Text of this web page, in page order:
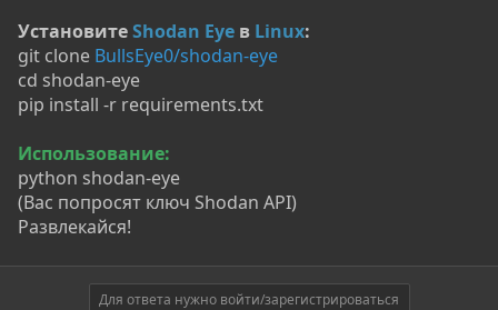
УстановитеShodan Eye в Linux:
git clone BullsEye0/shodan-eye
cd shodan-eye
pip install -r requirements.txt
Использование:
python shodan-eye
(Вас попросят ключ Shodan API)
Развлекайся!
Для ответа нужно войти/зарегистрироваться